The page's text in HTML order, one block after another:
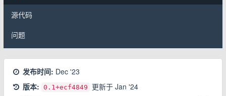
源代码
问题
发布时间: Dec '23
版本: 0.1+ecf4849 更新于 Jan '24